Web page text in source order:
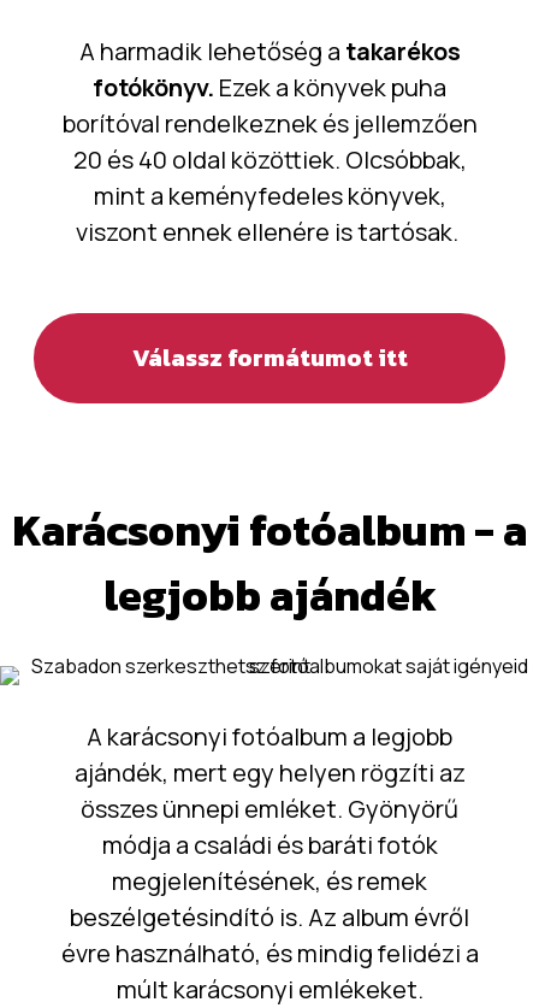
A harmadik lehetőség a takarékos
fotókönyv. Ezek a könyvek puha
borítóval rendelkeznek és jellemzően
20 és 40 oldal közöttiek. Olcsóbbak,
mint a keményfedeles könyvek,
viszont ennek ellenére is tartósak.
Válassz formátumot itt
Karácsonyi fotóalbum - a
legjobb ajándék
A karácsonyi fotóalbum a legjobb
ajándék, mert egy helyen rögzíti az
összes ünnepi emléket. Gyönyörű
módja a családi és baráti fotók
megjelenítésének, és remek
beszélgetésindító is. Az album évről
évre használható, és mindig felidézi a
múlt karácsonyi emlékeket.